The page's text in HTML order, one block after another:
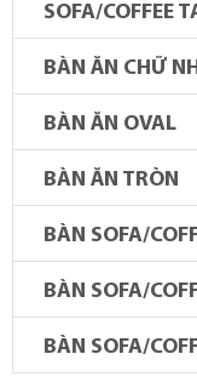
SOFA/COFFEE
BÀN ĂN CHỮ
BÀN ĂN OVAL
BÀN ĂN TRÒN
BÀN SOFA/
BÀN SOFA/
BÀN SOFA/